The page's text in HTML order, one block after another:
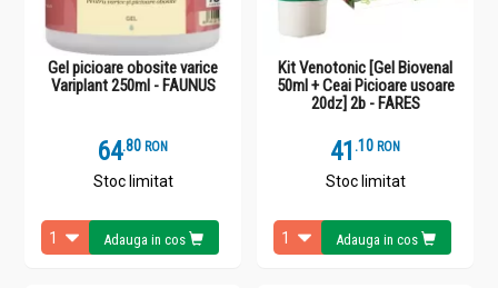
Gel picioare obosite varice
Variplant 250ml - FAUNUS
64.8 RON
Stoc limitat
Adauga in cos
Kit Venotonic [Gel Biovenal
50ml + Ceai Picioare usoare
20dz] 2b - FARES
41 .1 RON
Stoc limitat
Adauga in cos